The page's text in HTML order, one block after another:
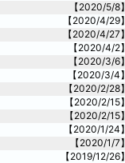
【2020/5/8】
【2020/4/29】
【2020/4/27】
【2020/4/2】
【2020/3/6】
【2020/3/4】
【2020/2/28】
【2020/2/15】
【2020/2/15】
【2020/1/24】
【2020/1/7】
【2019/12/26】